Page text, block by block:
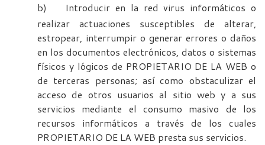
b)
Introducir en la red virus informáticos o
realizar actuaciones susceptibles de alterar,
estropear, interrumpir o generar errores o daños
en los documentos electrónicos, datos o sistemas
físicos y lógicos de PROPIETARIO DE LA WEB o
de terceras personas; así como obstaculizar el
acceso de otros usuarios al sitio web y a sus
servicios mediante el consumo masivo de los
recursos informáticos a través de los cuales
PROPIETARIO DE LA WEB presta sus servicios.